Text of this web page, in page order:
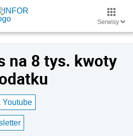
Serwisy
na 8 tys. kwoty
Youtube